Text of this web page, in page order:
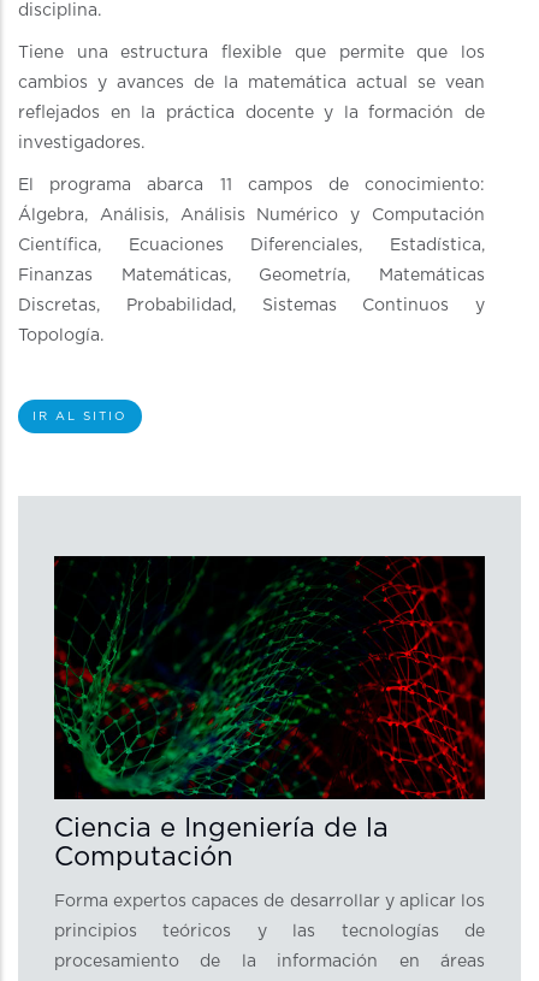
disciplina.
Tiene una estructura flexible que permite que los
cambios y avances de la matemática actual se vean
reflejados en la práctica docente y la formación de
investigadores.
El programa abarca 11 campos de conocimiento:
Álgebra, Análisis, Análisis Numérico y Computación
Científica, Ecuaciones Diferenciales, Estadística,
Finanzas Matemáticas, Geometría, Matemáticas
Discretas, Probabilidad, Sistemas Continuos y
Topología.
IR AL SITIO
Ciencia e Ingeniería de la
Computación
Forma expertos capaces de desarrollar y aplicar los
principios teóricos y las tecnologías de
procesamiento de la información en áreas